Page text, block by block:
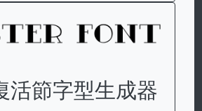
活節字型生成器